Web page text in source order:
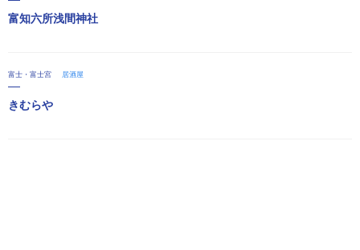
富知六所浅間神社
富士・富士宮 居酒屋
きむらや